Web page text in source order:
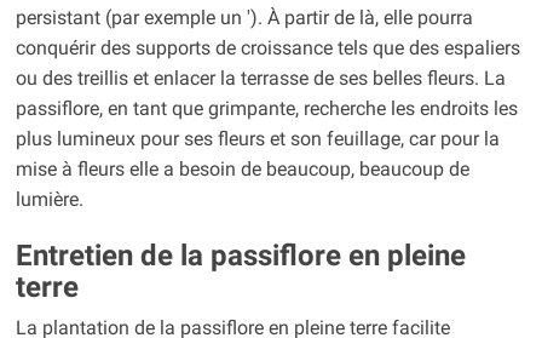
persistant (par exemple un '). À partir de là, elle pourra
conquérir des supports de croissance tels que des espaliers
ou des treillis et enlacer la terrasse de ses belles fleurs. La
passiflore, en tant que grimpante, recherche les endroits les
plus lumineux pour ses fleurs et son feuillage, car pour la
mise à fleurs elle a besoin de beaucoup, beaucoup de
lumière.
Entretien de la passiflore en pleine
terre
La plantation de la passiflore en pleine terre facilite